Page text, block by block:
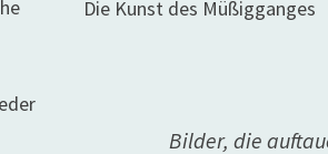
Die Kunst des Müßigganges
Bilder, die